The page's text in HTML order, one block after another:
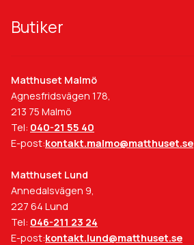
Butiker
Matthuset Malmö
Agnesfridsvägen 178,
213 75 Malmö
Tel: 040-21 55 40
E-post:kontakt.malmo@matthuset.se
Matthuset Lund
Annedalsvägen 9,
227 64 Lund
Tel: 046-211 23 24
E-post:kontakt.lund@matthuset.se